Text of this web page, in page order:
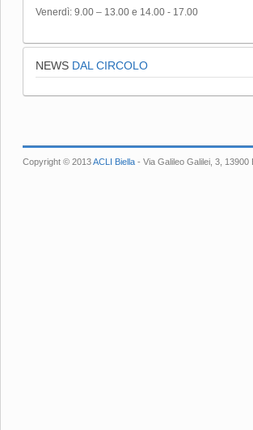
Venerdì: 9.00 – 13.00 e 14.00 - 17.00
NEWS DAL CIRCOLO
Copyright © 2013ACLI Biella - Via Galileo Galilei, 3,